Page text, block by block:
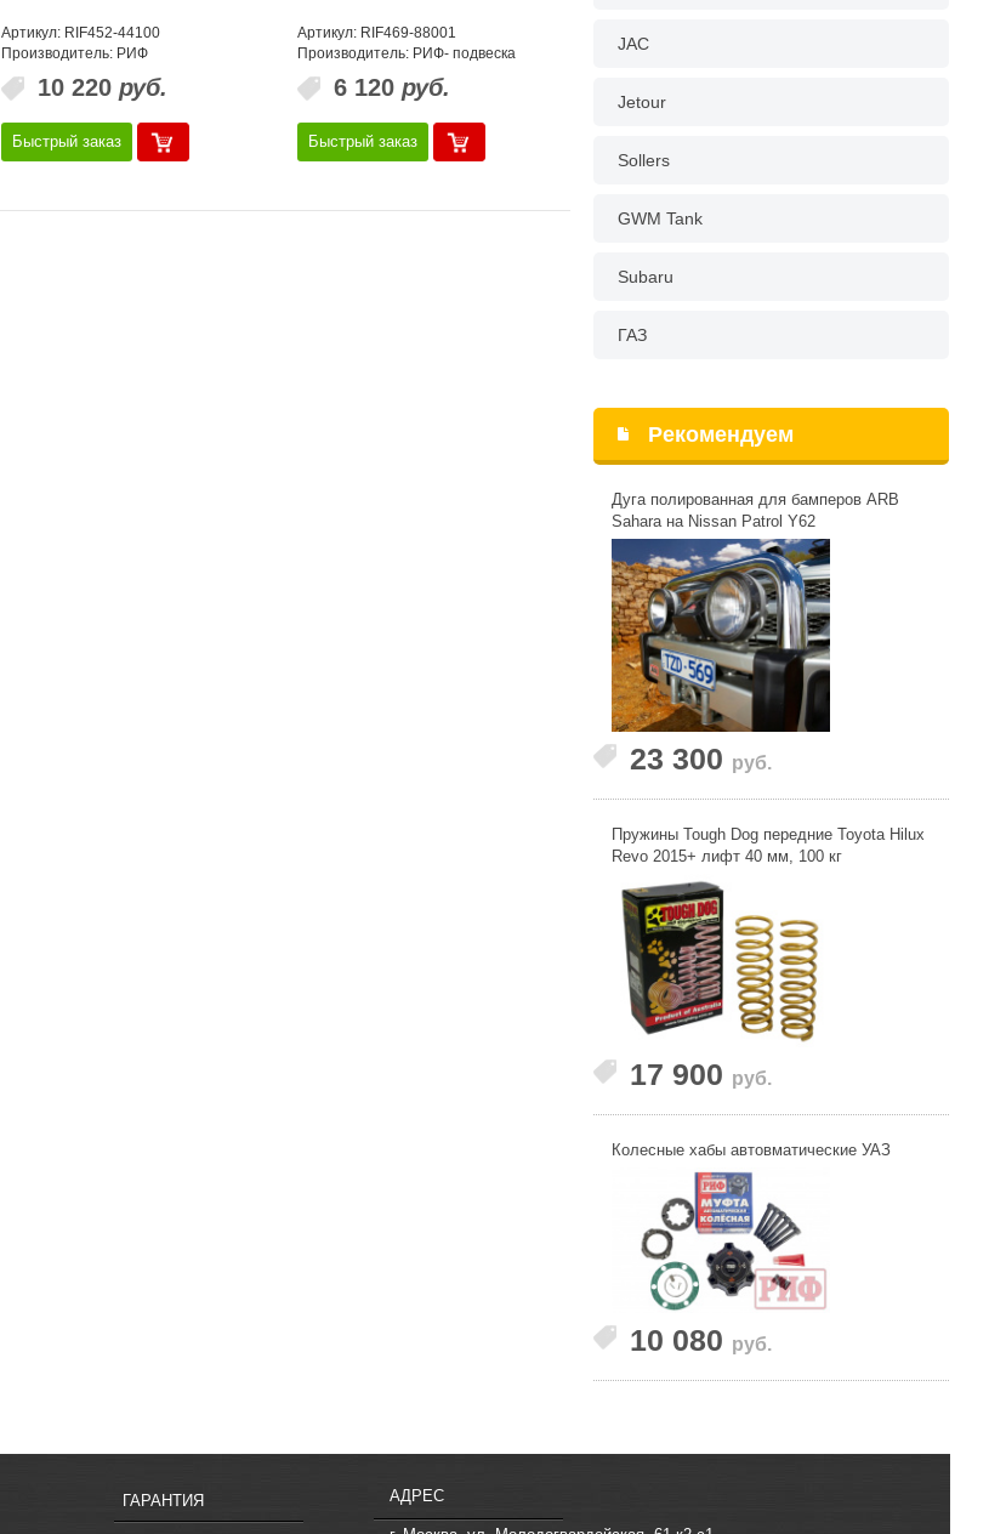
Артикул: RIF452-44100
Производитель: РИФ
10 220 руб.
Быстрый заказ
Артикул: RIF469-88001
Производитель: РИФ- подвеска
6 120 руб.
Быстрый заказ
JAC
Jetour
Sollers
GWM Tank
Subaru
ГАЗ
Рекомендуем
Дуга полированная для бамперов ARB
Sahara на Nissan Patrol Y62
23 300 руб.
Пружины Tough Dog передние Toyota Hilux
Revo 2015+ лифт 40 мм, 100 кг
17 900 руб.
Колесные хабы автовматические УАЗ
10 080 руб.
ГАРАНТИЯ АДРЕС